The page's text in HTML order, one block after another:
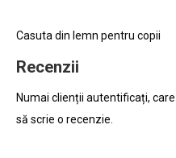
Casuta din lemn pentru copii
Recenzii
Numai clienții autentificați,
să scrie o recenzie.